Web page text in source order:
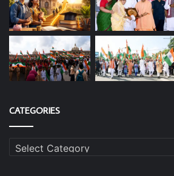
CATEGORIES
Categories